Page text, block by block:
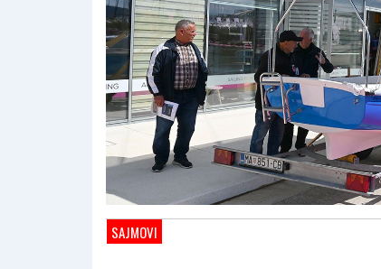
SAJMOVI